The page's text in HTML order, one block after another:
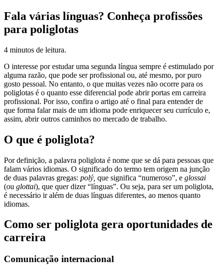
Fala várias línguas? Conheça profissões
para poliglotas
4 minutos de leitura.
O interesse por estudar uma segunda língua sempre é estimulado por
alguma razão, que pode ser profissional ou, até mesmo, por puro
gosto pessoal. No entanto, o que muitas vezes não ocorre para os
poliglotas é o quanto esse diferencial pode abrir portas em carreira
profissional. Por isso, confira o artigo até o final para entender de
que forma falar mais de um idioma pode enriquecer seu currículo e,
assim, abrir outros caminhos no mercado de trabalho.
O que é poliglota?
Por definição, a palavra poliglota é nome que se dá para pessoas que
falam vários idiomas. O significado do termo tem origem na junção
de duas palavras gregas: polý, que significa “numeroso”, e glossai
(ou glottai), que quer dizer “línguas”. Ou seja, para ser um poliglota,
é necessário ir além de duas línguas diferentes, ao menos quanto
idiomas.
Como ser poliglota gera oportunidades de
carreira
Comunicação internacional